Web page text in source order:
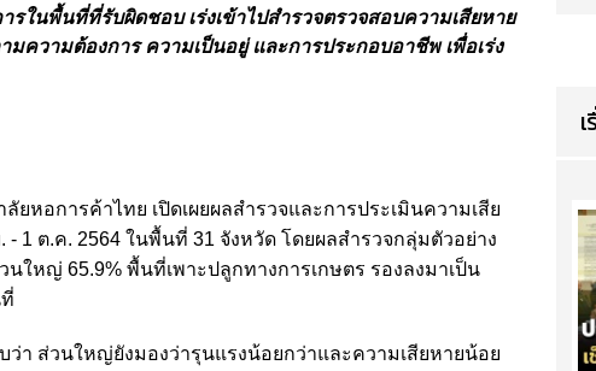
ในพื้นที่ที่รับผิดชอบ เร่งเข้าไปสำรวจตรวจสอบความเสียหาย
วามต้องการ ความเป็นอยู่ และการประกอบอาชีพ เพื่อเร่ง
อการค้าไทย เปิดเผยผลสำรวจและการประเมินความเสีย
1 ต.ค. 2564 ในพื้นที่ 31 จังหวัด โดยผลสำรวจกลุ่มตัวอย่าง
ใหญ่ 65.9% พื้นที่เพาะปลูกทางการเกษตร รองลงมาเป็น
า ส่วนใหญ่ยังมองว่ารุนแรงน้อยกว่าและความเสียหายน้อย